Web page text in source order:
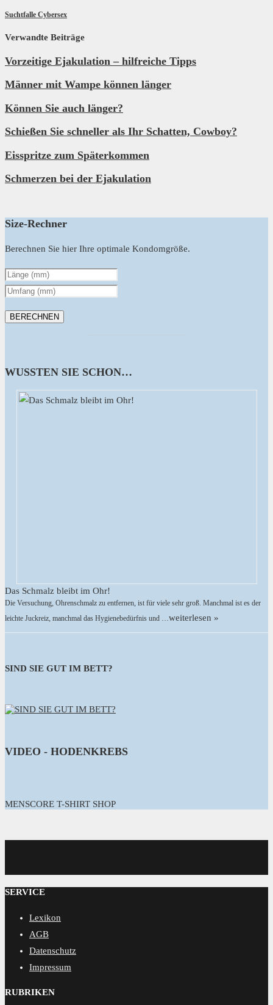
Suchtfalle Cybersex
Verwandte Beiträge
Vorzeitige Ejakulation – hilfreiche Tipps
Männer mit Wampe können länger
Können Sie auch länger?
Schießen Sie schneller als Ihr Schatten, Cowboy?
Eisspritze zum Späterkommen
Schmerzen bei der Ejakulation
Size-Rechner
Berechnen Sie hier Ihre optimale Kondomgröße.
WUSSTEN SIE SCHON…
Das Schmalz bleibt im Ohr!
Die Versuchung, Ohrenschmalz zu entfernen, ist für viele sehr groß. Manchmal ist es der
leichte Juckreiz, manchmal das Hygienebedürfnis und … weiterlesen »
SIND SIE GUT IM BETT?
VIDEO - HODENKREBS
MENSCORE T-SHIRT SHOP
MENSCORE
SERVICE
Lexikon
AGB
Datenschutz
Impressum
RUBRIKEN